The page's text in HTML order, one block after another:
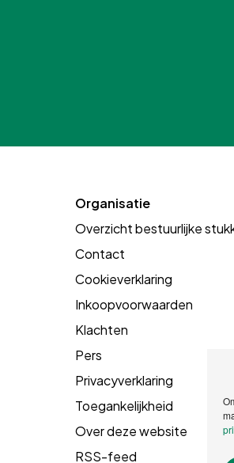
Organisatie
Overzicht bestuurlijke
Contact
Cookieverklaring
Inkoopvoorwaarden
Klachten
Pers
Privacyverklaring
Toegankelijkheid
Over deze website
RSS-feed